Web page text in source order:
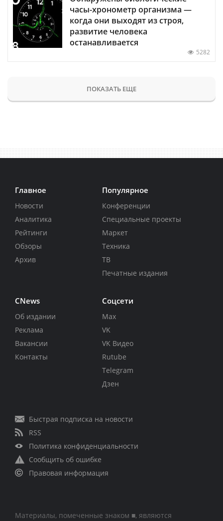
часы-хронометр организма —
когда они выходят из строя,
развитие человека
останавливается
5282
ПОКАЗАТЬ ЕЩЕ
Главное
Новости
Аналитика
Рейтинги
Обзоры
Архив
Популярное
Конференции
Специальные проекты
Маркет
Техника
ТВ
Печатные издания
CNews
Об издании
Реклама
Вакансии
Контакты
Соцсети
Max
VK
VK Видео
Rutube
Telegram
Дзен
Быстрая подписка на новости
RSS
Политика конфиденциальности
Сообщить об ошибке
Правовая информация
Материалы, помеченные знаком ■, являются